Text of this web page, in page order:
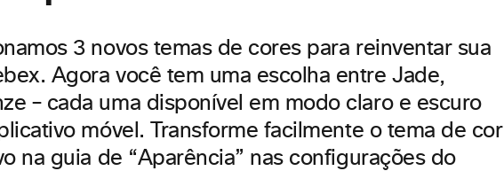
3 novos temas de cores para reinventar sua
Agora você tem uma escolha entre Jade,
– cada uma disponível em modo claro e escuro
móvel. Transforme facilmente o tema de cor
na guia de “Aparência” nas configurações do